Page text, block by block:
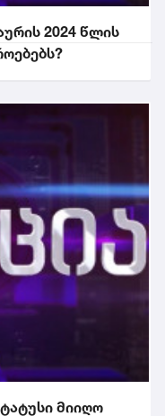
წლის
მიიღო